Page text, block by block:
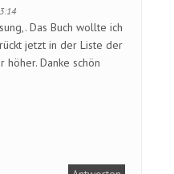
Das Buch wollte ich
jetzt in der Liste der
höher. Danke schön